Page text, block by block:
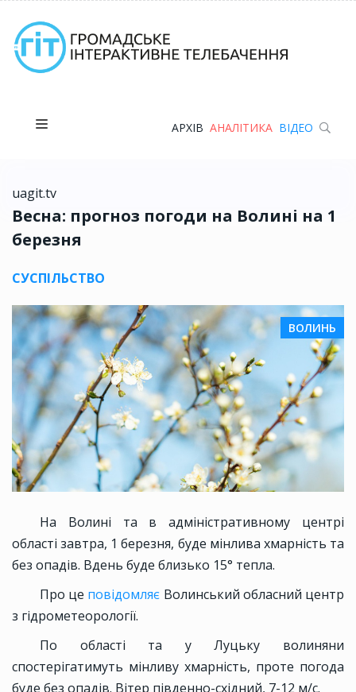
АРХІВ АНАЛІТИКА ВІДЕО
uagit.tv
Весна: прогноз погоди на Волині на 1
березня
СУСПІЛЬСТВО
ВОЛИНЬ
На Волині та в адміністративному центрі
області завтра, 1 березня, буде мінлива хмарність та
без опадів. Вдень буде близько 15° тепла.
Про це повідомляє Волинський обласний центр
з гідрометеорології.
По області та у Луцьку волиняни
спостерігатимуть мінливу хмарність, проте погода
буде без опадів. Вітер південно-східний, 7-12 м/с.